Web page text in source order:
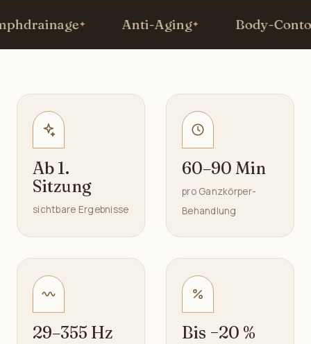
Anti-Aging Body-
Ab 1.
Sitzung
sichtbare Ergebnisse
60–90 Min
pro Ganzkörper-
Behandlung
29–355 Hz Bis −20 %